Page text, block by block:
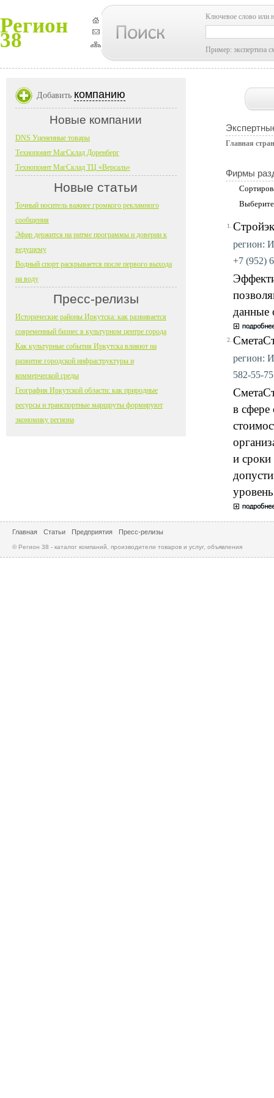
Регион
38
Ключевое слово или
Пример: экспертиза
Главная
Фирмы
1.
регион:
+7 (952)
данные
2.
регион:
582-55-
в
и сроки
Добавить компанию
Новые компании
DNS Уцененные товары
Технопоинт МагСклад Доренберг
Технопоинт МагСклад ТЦ «Версаль»
Новые статьи
Точный носитель важнее громкого рекламного
сообщения
Эфир держится на ритме программы и доверии к
ведущему
Водный спорт раскрывается после первого выхода
на воду
Пресс-релизы
Исторические районы Иркутска: как развивается
современный бизнес в культурном центре города
Как культурные события Иркутска влияют на
развитие городской инфраструктуры и
коммерческой среды
География Иркутской области: как природные
ресурсы и транспортные маршруты формируют
экономику региона
Главная Статьи Предприятия Пресс-релизы
© Регион 38 - каталог компаний, производители товаров и услуг, объявления